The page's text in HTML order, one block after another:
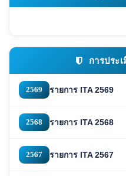
การประ
2569 รายการ ITA 2569
2568 รายการ ITA 2568
2567 รายการ ITA 2567